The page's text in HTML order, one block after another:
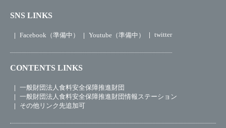
SNS LINKS
Facebook（準備中） Youtube（準備中） twitter
CONTENTS LINKS
一般財団法人食料安全保障推進財団
一般財団法人食料安全保障推進財団情報ステーション
その他リンク先追加可